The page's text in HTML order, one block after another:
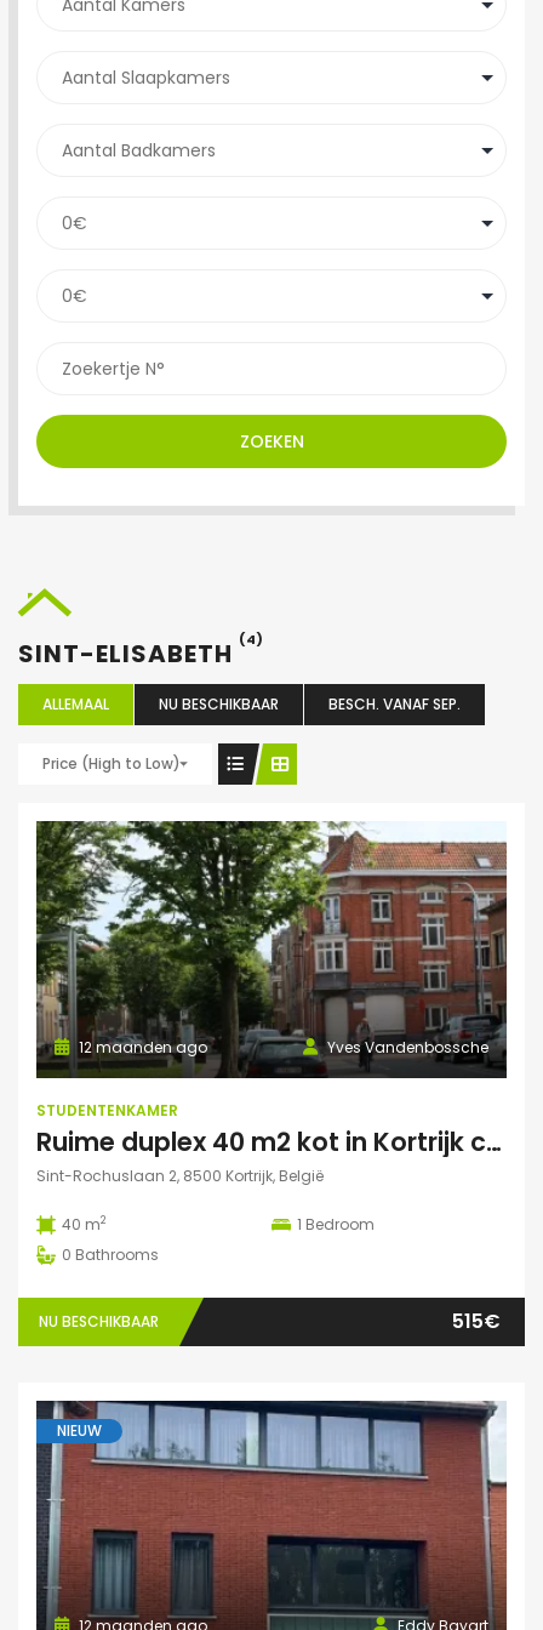
ZOEKEN
SINT-ELISABETH (4)
ALLEMAAL NU BESCHIKBAAR BESCH. VANAF SEP.
Price (High to Low)
Yves Vandenbossche
12 maanden ago
STUDENTENKAMER
Ruime duplex 40 m2 kot in Kortrijk centraal gelegen.
Sint-Rochuslaan 2, 8500 Kortrijk, België
40 m2 1 Bedroom
0 Bathrooms
NU BESCHIKBAAR 515€
NIEUW